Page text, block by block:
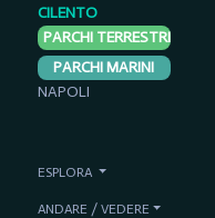
CILENTO
PARCHI TERRESTRI
PARCHI MARINI
NAPOLI
ESPLORA
ANDARE / VEDERE